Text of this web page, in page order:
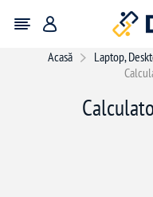
Acasă Laptop,